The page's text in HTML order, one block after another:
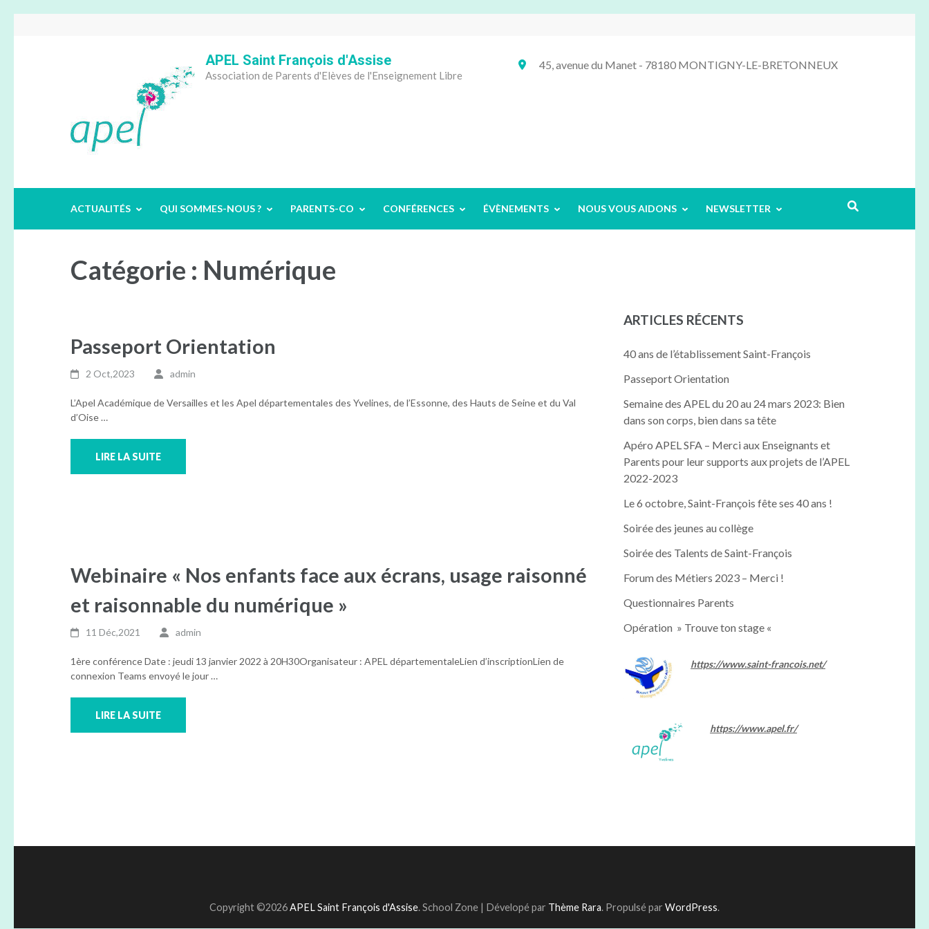
APEL Saint François d'Assise
Association de Parents d'Elèves de l'Enseignement Libre
45, avenue du Manet - 78180 MONTIGNY-LE-BRETONNEUX
ACTUALITÉS QUI SOMMES-NOUS ? PARENTS-CO CONFÉRENCES ÉVÈNEMENTS NOUS VOUS AIDONS NEWSLETTER
Catégorie : Numérique
Passeport Orientation
2 Oct,2023 admin
L’Apel Académique de Versailles et les Apel départementales des Yvelines, de l’Essonne, des Hauts de Seine et du Val
d’Oise …
LIRE LA SUITE
Webinaire « Nos enfants face aux écrans, usage raisonné
et raisonnable du numérique »
11 Déc,2021 admin
1ère conférence Date : jeudi 13 janvier 2022 à 20H30Organisateur : APEL départementaleLien d’inscriptionLien de
connexion Teams envoyé le jour …
LIRE LA SUITE
ARTICLES RÉCENTS
40 ans de l’établissement Saint-François
Passeport Orientation
Semaine des APEL du 20 au 24 mars 2023: Bien
dans son corps, bien dans sa tête
Apéro APEL SFA – Merci aux Enseignants et
Parents pour leur supports aux projets de l’APEL
2022-2023
Le 6 octobre, Saint-François fête ses 40 ans !
Soirée des jeunes au collège
Soirée des Talents de Saint-François
Forum des Métiers 2023 – Merci !
Questionnaires Parents
Opération » Trouve ton stage «
https://www.saint-francois.net/
https://www.apel.fr/
Copyright ©2026APEL Saint François d'Assise.School Zone | Dévelopé par Thème Rara. Propulsé par WordPress.